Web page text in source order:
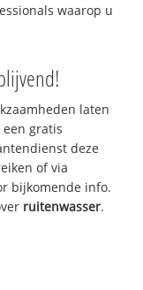
waarop u
laten
gratis
deze
of via
bijkomende info.
ruitenwasser.